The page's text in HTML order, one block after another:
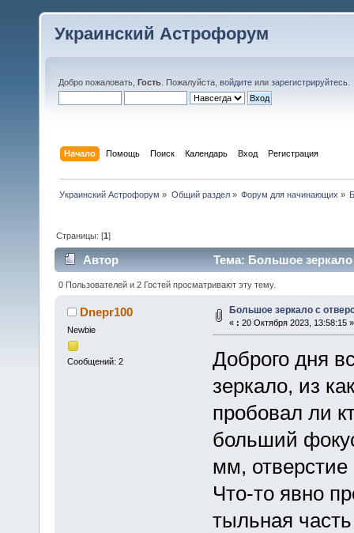
Украинский Астрофорум
Добро пожаловать, Гость . Пожалуйста, войдите или зарегистрируйтесь
Начало Помощь Поиск Календарь Вход Регистрация
Украинский Астрофорум » Общий раздел» Форум для начинающих »
Страницы: [1]
Автор Тема: Большое зеркало
0 Пользователей и 2 Гостей просматривают эту тему.
Dnepr100
Newbie
Сообщений: 2
Большое зеркало с
« : 20 Октября 2023, 13:58:15 »
Доброго дня
зеркало, из
пробовал ли
больший
мм,
Что-то явно
тыльная